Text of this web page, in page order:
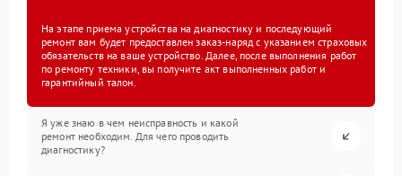
На этапе приема устройства на диагностику и последующий
ремонт вам будет предоставлен заказ-наряд с указанием страховых
обязательств на ваше устройство. Далее, после выполнения работ
по ремонту техники, вы получите акт выполненных работ и
гарантийный талон.
Я уже знаю в чем неисправность и какой
ремонт необходим. Для чего проводить
диагностику?